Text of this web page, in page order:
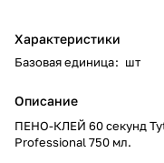
Характеристики
Базовая единица: шт
Описание
ПЕНО-КЛЕЙ 60 секунд
Professional 750 мл.